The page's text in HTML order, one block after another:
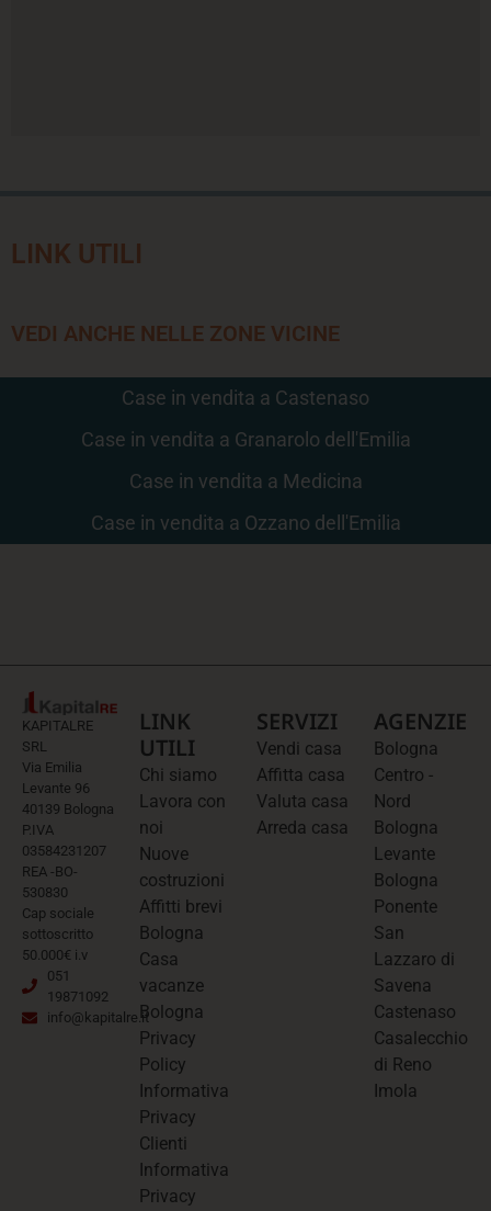
LINK UTILI
VEDI ANCHE NELLE ZONE VICINE
Case in vendita a Castenaso
Case in vendita a Granarolo dell'Emilia
Case in vendita a Medicina
Case in vendita a Ozzano dell'Emilia
KAPITALRE
SRL
Via Emilia
Levante 96
40139 Bologna
P.IVA
03584231207
REA -BO-
530830
Cap sociale
sottoscritto
50.000€ i.v
051
19871092
info@kapitalre.it
LINK
UTILI
Chi siamo
Lavora con
noi
Nuove
costruzioni
Affitti brevi
Bologna
Casa
vacanze
Bologna
Privacy
Policy
Informativa
Privacy
Clienti
Informativa
Privacy
SERVIZI
Vendi casa
Affitta casa
Valuta casa
Arreda casa
AGENZIE
Bologna
Centro -
Nord
Bologna
Levante
Bologna
Ponente
San
Lazzaro di
Savena
Castenaso
Casalecchio
di Reno
Imola